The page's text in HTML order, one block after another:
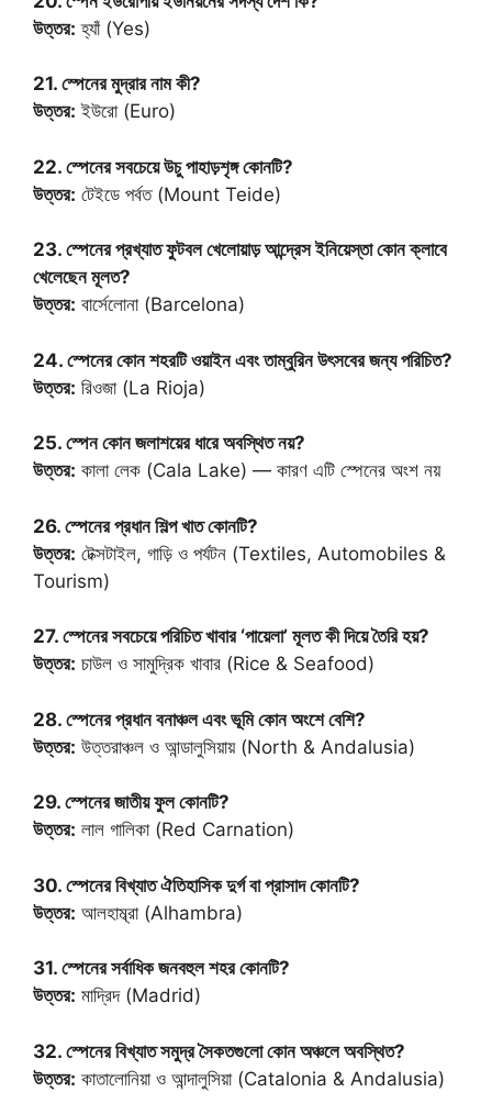
উত্তর: হ্যাঁ (Yes)
21. স্পেনের মুদ্রার নাম কী?
উত্তর: ইউরো (Euro)
22. স্পেনের সবচেয়ে উচু পাহাড়শৃঙ্গ কোনটি?
উত্তর: টেইডে পর্বত (Mount Teide)
23. স্পেনের প্রখ্যাত ফুটবল খেলোয়াড় আন্দ্রেস ইনিয়েস্তা কোন ক্লাবে
খেলেছেন মূলত?
উত্তর: বার্সেলোনা (Barcelona)
24. স্পেনের কোন শহরটি ওয়াইন এবং তাম্বুরিন উৎসবের জন্য পরিচিত?
উত্তর: রিওজা (La Rioja)
25. স্পেন কোন জলাশয়ের ধারে অবস্থিত নয়?
উত্তর: কালা লেক (Cala Lake) — কারণ এটি স্পেনের অংশ নয়
26. স্পেনের প্রধান শিল্প খাত কোনটি?
উত্তর: টেক্সটাইল, গাড়ি ও পর্যটন (Textiles, Automobiles &
Tourism)
27. স্পেনের সবচেয়ে পরিচিত খাবার ‘পায়েলা’ মূলত কী দিয়ে তৈরি হয়?
উত্তর: চাউল ও সামুদ্রিক খাবার (Rice & Seafood)
28. স্পেনের প্রধান বনাঞ্চল এবং ভূমি কোন অংশে বেশি?
উত্তর: উত্তরাঞ্চল ও আন্ডালুসিয়ায় (North & Andalusia)
29. স্পেনের জাতীয় ফুল কোনটি?
উত্তর: লাল গালিকা (Red Carnation)
30. স্পেনের বিখ্যাত ঐতিহাসিক দুর্গ বা প্রাসাদ কোনটি?
উত্তর: আলহাম্ব্রা (Alhambra)
31. স্পেনের সর্বাধিক জনবহুল শহর কোনটি?
উত্তর: মাদ্রিদ (Madrid)
32. স্পেনের বিখ্যাত সমুদ্র সৈকতগুলো কোন অঞ্চলে অবস্থিত?
উত্তর: কাতালোনিয়া ও আন্দালুসিয়া (Catalonia & Andalusia)